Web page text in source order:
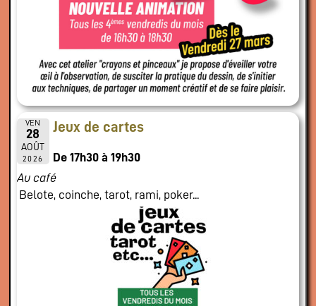
VEN
28
AOÛT
2026
Jeux de cartes
De 17h30 à 19h30
Au café
Belote, coinche, tarot, rami, poker...